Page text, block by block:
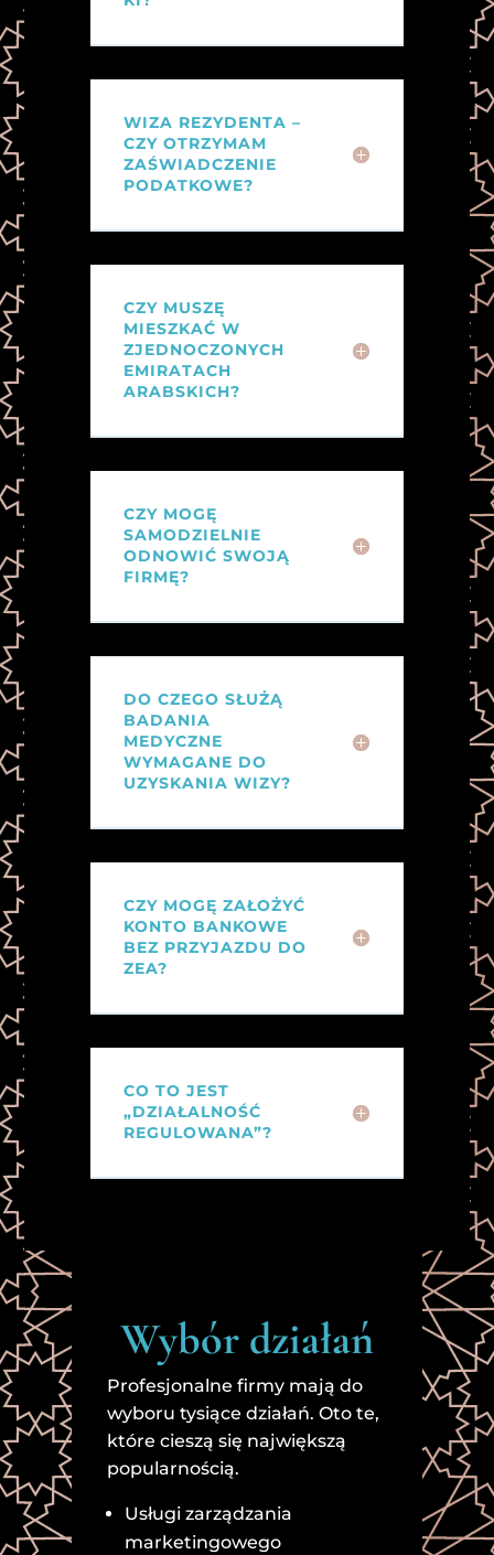
WIZA REZYDENTA –
CZY OTRZYMAM
ZAŚWIADCZENIE
PODATKOWE?
CZY MUSZĘ
MIESZKAĆ W
ZJEDNOCZONYCH
EMIRATACH
ARABSKICH?
CZY MOGĘ
SAMODZIELNIE
ODNOWIĆ SWOJĄ
FIRMĘ?
DO CZEGO SŁUŻĄ
BADANIA
MEDYCZNE
WYMAGANE DO
UZYSKANIA WIZY?
CZY MOGĘ ZAŁOŻYĆ
KONTO BANKOWE
BEZ PRZYJAZDU DO
ZEA?
CO TO JEST
„DZIAŁALNOŚĆ
REGULOWANA”?
Wybór działań
Profesjonalne firmy mają do
wyboru tysiące działań. Oto te,
które cieszą się największą
popularnością.
Usługi zarządzania
marketingowego